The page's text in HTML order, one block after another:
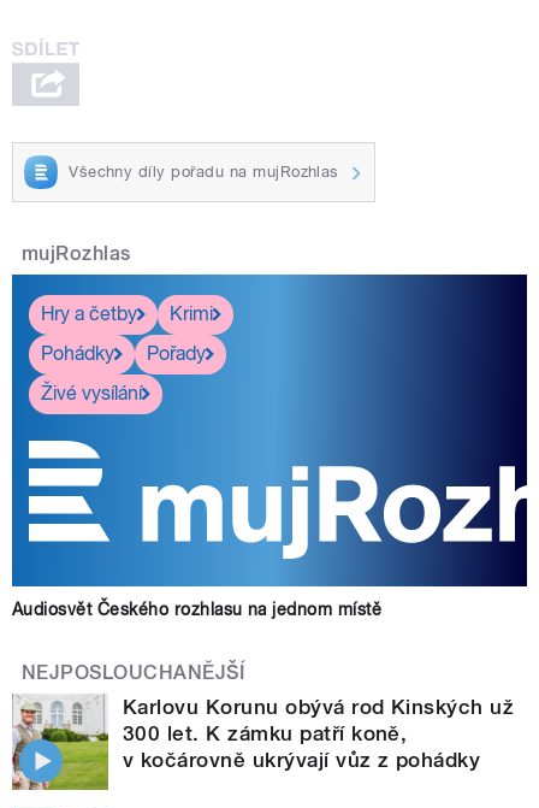
Všechny díly pořadu na mujRozhlas
mujRozhlas
Hry a četby
Krimi
Pohádky
Pořady
Živé vysílání
Audiosvět Českého rozhlasu na jednom místě
NEJPOSLOUCHANĚJŠÍ
Karlovu Korunu obývá rod Kinských už
300 let. K zámku patří koně,
v kočárovně ukrývají vůz z pohádky